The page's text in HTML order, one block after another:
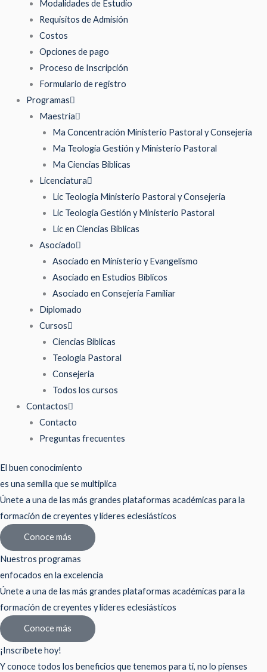
Modalidades de Estudio
Requisitos de Admisión
Costos
Opciones de pago
Proceso de Inscripción
Formulario de registro
Programas
Maestria
Ma Concentración Ministerio Pastoral y Consejería
Ma Teologia Gestión y Ministerio Pastoral
Ma Ciencias Biblicas
Licenciatura
Lic Teologia Ministerio Pastoral y Consejeria
Lic Teologia Gestión y Ministerio Pastoral
Lic en Ciencias Bíblicas
Asociado
Asociado en Ministerio y Evangelismo
Asociado en Estudios Bíblicos
Asociado en Consejería Familiar
Diplomado
Cursos
Ciencias Biblicas
Teologia Pastoral
Consejeria
Todos los cursos
Contactos
Contacto
Preguntas frecuentes
El buen conocimiento
es una semilla que se multiplica
Únete a una de las más grandes plataformas académicas para la
formación de creyentes y líderes eclesiásticos
Conoce más
Nuestros programas
enfocados en la excelencia
Únete a una de las más grandes plataformas académicas para la
formación de creyentes y líderes eclesiásticos
Conoce más
¡Inscríbete hoy!
Y conoce todos los beneficios que tenemos para ti, no lo pienses